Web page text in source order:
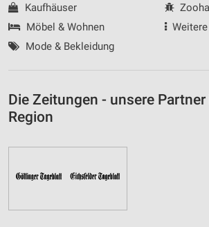
Kaufhäuser
Möbel & Wohnen
Mode & Bekleidung
Die Zeitungen - unsere
Region